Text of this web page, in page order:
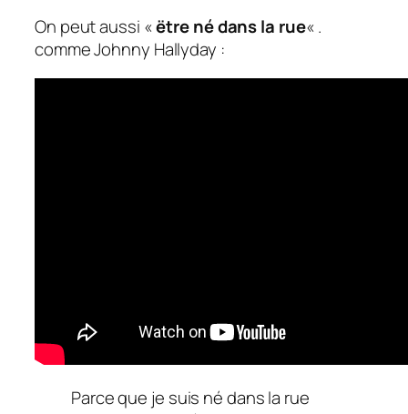
On peut aussi «ëtre né dans la rue« .
comme Johnny Hallyday :
Parce que je suis né dans la rue